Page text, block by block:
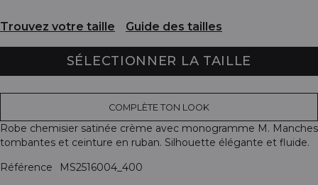
Trouvez votre taille Guide des tailles
SÉLECTIONNER LA TAILLE
COMPLÈTE TON LOOK
Robe chemisier satinée crème avec monogramme M. Manches
tombantes et ceinture en ruban. Silhouette élégante et fluide.
Référence
MS2516004_400